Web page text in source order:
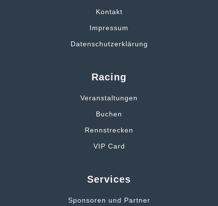
Kontakt
Impressum
Datenschutzerklärung
Racing
Veranstaltungen
Buchen
Rennstrecken
VIP Card
Services
Sponsoren und Partner